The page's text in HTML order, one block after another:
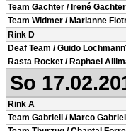
Team Gächter / Irené
Team Widmer / Marianne
Rink D
Deaf Team / Guido
Rasta Rocket / Raphael
So
Rink A
Team Gabrieli / Marco